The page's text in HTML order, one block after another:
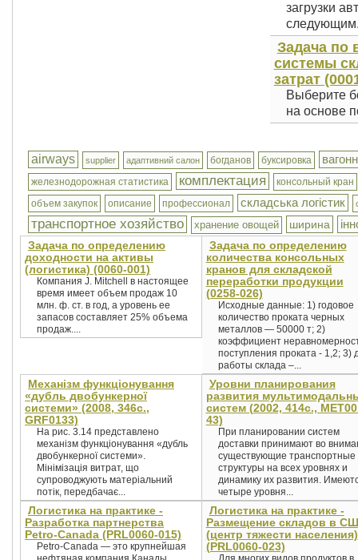
загрузки
Задача по
системы
затрат
Выберите
на основе
airways supplier адаптивний салон богданов буксировка
железнодорожная статистика комплектация
консольный кран
объем закупок
описание профессионал складська логістик
транспортное хозяйство хранение овощей ширина
Задача по определению
доходности на активы
(логистика) (0060-001)
Компания J. Mitchell в настоящее
время имеет объем продаж 10
млн. ф. ст. в год, а уровень ее
запасов составляет 25% объема
продаж....
Задача по определению
количества консольных
кранов для складской
переработки продукции
(0258-026)
Исходные данные: 1) годовое
количество проката черных
металлов — 50000 т; 2)
коэффициент
поступления проката - 1,2; 3)
работы склада –...
Механізм функціонування
«дубль двобункерної
системи» (2008, 346с.,
GRF0133)
На рис. 3.14 представлено
механізм функціонування «дубль
двобункерної системи».
Мінімізація витрат, що
супроводжують матеріальний
потік, передбачає...
Уровни планирования
развития
систем (2002, 414с.,
43)
При планировании систем
доставки принимают во
существующие транспортные
структуры на всех уровнях и
динамику их развития.
четыре уровня...
Логистика на практике -
Разработка партнерства
Petro-Canada (PRL0060-015)
Petro-Canada — это крупнейшая
Логистика на практике -
Размещение складов в
(центр тяжести населения)
(PRL0060-023)